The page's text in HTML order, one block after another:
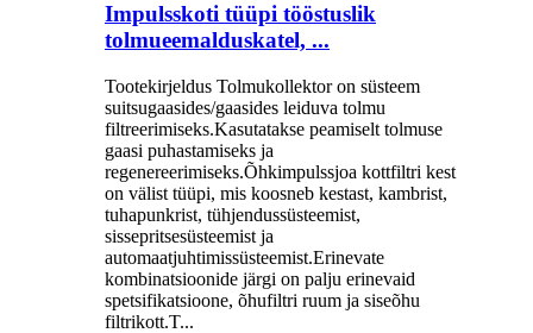
Impulsskoti tüüpi tööstuslik
tolmueemalduskatel, ...
Tootekirjeldus Tolmukollektor on süsteem
suitsugaasides/gaasides leiduva tolmu
filtreerimiseks.Kasutatakse peamiselt tolmuse
gaasi puhastamiseks ja
regenereerimiseks.Õhkimpulssjoa kottfiltri kest
on välist tüüpi, mis koosneb kestast, kambrist,
tuhapunkrist, tühjendussüsteemist,
sissepritsesüsteemist ja
automaatjuhtimissüsteemist.Erinevate
kombinatsioonide järgi on palju erinevaid
spetsifikatsioone, õhufiltri ruum ja siseõhu
filtrikott.T...